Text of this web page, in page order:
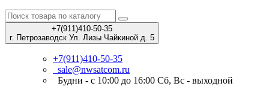
+7(911)410-50-35
г. Петрозаводск Ул. Лизы Чайкиной д. 5
+7(911)410-50-35
sale@nwsatcom.ru
Будни - с 10:00 до 16:00 Сб, Вс - выходной